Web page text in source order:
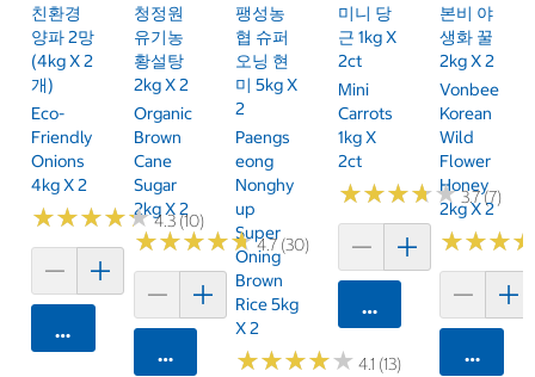
친환경
양파 2망
(4kg X 2
개)
Eco-
Friendly
Onions
4kg X 2
★★★★★
★★★★★4.3 (10)
카트에 담기
청정원
유기농
황설탕
2kg X 2
Organic
Brown
Cane
Sugar
2kg X 2
★★★★★
★★★★★4.7 (30)
카트에 담기
팽성농
협 슈퍼
오닝 현
미 5kg X
2
Paengs
Eong
Nonghy
Up
Super
Oning
Brown
Rice 5kg
X 2
★★★★★
★★★★★ 4.1 (13)
미니 당
근 1kg X
2ct
Mini
Carrots
1kg X
2ct
★★★★★
★★★★★3.7 (7)
카트에 담기
본비 야
생화 꿀
2kg X 2
Vonbee
Korean
Wild
Flower
Honey
2kg X 2
★★★
★★★
카트에